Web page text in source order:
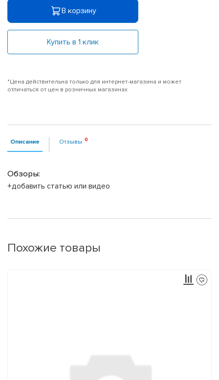
В корзину
Купить в 1 клик
*Цена действительна только для интернет-магазина и может
отличаться от цен в розничных магазинах
Описание Отзывы
Обзоры:
+добавить статью или видео
Похожие товары